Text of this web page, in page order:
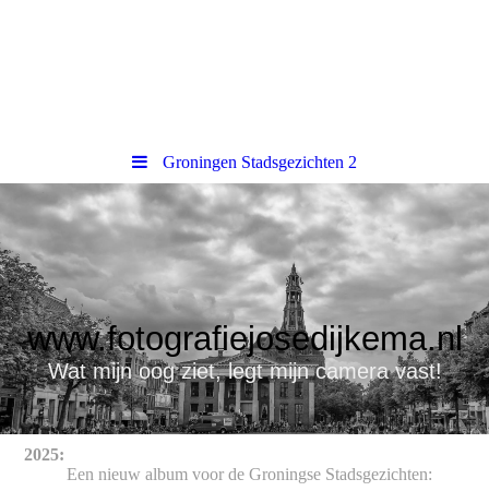
Groningen Stadsgezichten 2
www.fotografiejosedijkema.nl
Wat mijn oog ziet, legt mijn camera vast!
2025:
Een nieuw album voor de Groningse Stadsgezichten: